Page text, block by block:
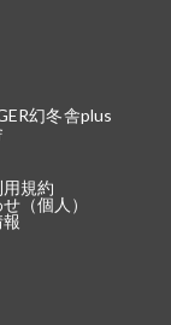
幻冬舎plus
用規約
（個人）